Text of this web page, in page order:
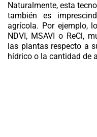
Naturalmente, esta
también es
agrícola. Por ejemplo,
NDVI, MSAVI o ReCl,
las plantas respecto a
hídrico o la cantidad de